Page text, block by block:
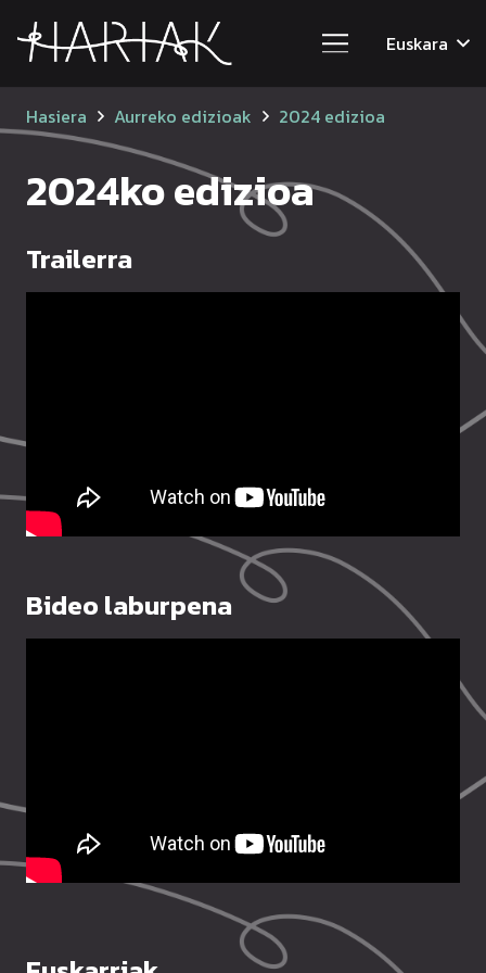
Euskara
Hasiera Aurreko edizioak 2024 edizioa
2024ko edizioa
Trailerra
Bideo laburpena